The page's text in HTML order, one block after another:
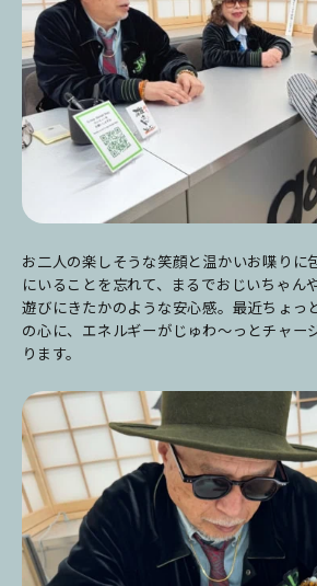
お二人の楽しそうな笑顔と温かいお喋りに
にいることを忘れて、まるでおじいちゃん
遊びにきたかのような安心感。最近ちょっ
の心に、エネルギーがじゅわ〜っとチャー
ります。